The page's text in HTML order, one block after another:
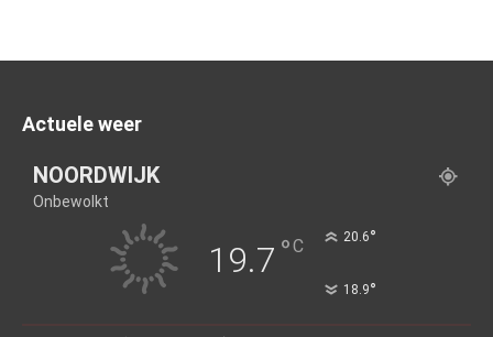
Actuele weer
NOORDWIJK
Onbewolkt
19.7 °C 20.6°
18.9°